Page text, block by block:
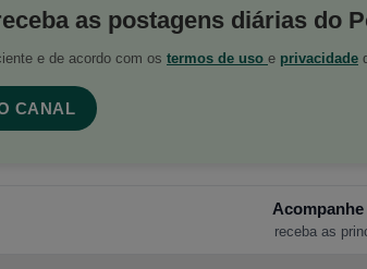
as postagens diárias do
e de acordo com os termos de uso e privacidade
CANAL
receba as